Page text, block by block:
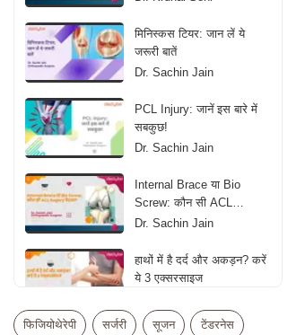
मिनिस्कस टियर: जान लें ये
जरूरी बातें
Dr. Sachin Jain
PCL Injury: जानें इस बारे में
सबकुछ!
Dr. Sachin Jain
Internal Brace या Bio
Screw: कौन सी ACL
Sugery बेहतर?
Dr. Sachin Jain
हाथों में है दर्द और अकड़न? करें
ये 3 एक्सरसाइज
फिजियोथेरेपी सर्जरी सूजन टेंडरनेस